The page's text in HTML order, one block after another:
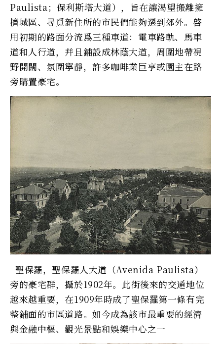
Paulista；保利斯塔大道），旨在讓渴望搬離擁
擠城區、尋覓新住所的市民們能夠遷到郊外。啓
用初期的路面分流爲三種車道：電車路軌、馬車
道和人行道，幷且鋪設成林蔭大道，周圍地帶視
野開闊、氛圍寧靜，許多咖啡業巨亨或園主在路
旁購置豪宅。
聖保羅，聖保羅人大道（Avenida Paulista）
旁的豪宅群，攝於1902年。此街後來的交通地位
越來越重要，在1909年時成了聖保羅第一條有完
整鋪面的市區道路。如今成為該市最重要的經濟
與金融中樞、觀光景點和娛樂中心之一